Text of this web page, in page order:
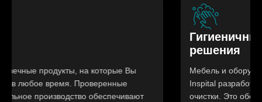
на которые Вы
Проверенные
обеспечивают
Гигиеничные
Мебель и оборудование из
Inspital разработаны для
очистки. Это обеспечивает